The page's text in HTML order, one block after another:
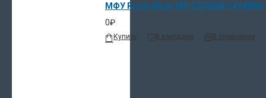
МФУ Ricoh Aficio MP C3300AD (414886)
0₽
Купить В закладки В сравнение